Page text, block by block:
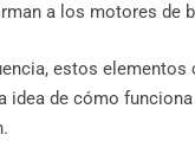
a los motores de
estos elementos
idea de cómo